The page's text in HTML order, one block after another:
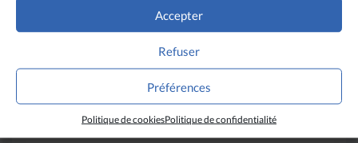
Accepter
Refuser
Préférences
Politique de cookiesPolitique de confidentialité